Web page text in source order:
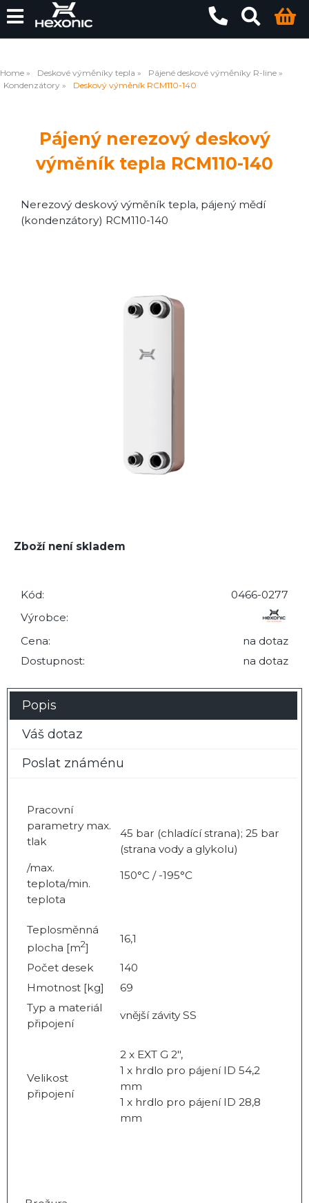
Home Deskové výměníky tepla
Pájené deskové výměníky R-line
Kondenzátory
Deskový výměník RCM110-140
Pájený nerezový deskový
výměník tepla RCM110-140
Nerezový deskový výměník tepla, pájený mědí
(kondenzátory) RCM110-140
Zboží není skladem
Kód:
0466-0277
Výrobce:
Cena:
na dotaz
Dostupnost:
na dotaz
Popis
Váš dotaz
Poslat známénu
Pracovní
parametry max.
tlak
/max.
teplota/min.
teplota
45 bar (chladící strana); 25 bar
(strana vody a glykolu)
150°C / -195°C
Teplosměnná
plocha [m2]
16,1
Počet desek
140
Hmotnost [kg]
69
Typ a materiál
připojení
vnější závity SS
Velikost
připojení
2 x EXT G 2",
1 x hrdlo pro pájení ID 54,2
mm
1 x hrdlo pro pájení ID 28,8
mm